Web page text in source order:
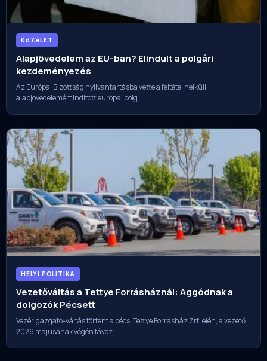
KöZéLET
Alapjövedelem az EU-ban? Elindult a polgári
kezdeményezés
Az Európai Bizottság nyilvántartásba vette a feltétel nélküli
alapjövedelemért indított európai polg…
HELYI POLITIKA
Vezetőváltás a Tettye Forrásháznál: Aggódnak a
dolgozók Pécsett
Vezérigazgató-váltás történt a pécsi Tettye Forrásház Zrt. élén, a vezető
2026 májusának végén távoz…